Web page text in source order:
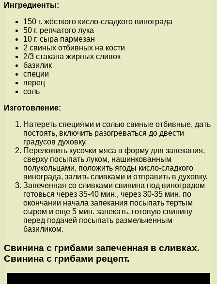
Ингредиенты:
150 г. жёсткого кисло-сладкого винограда
50 г. репчатого лука
10 г. сыра пармезан
2 свиных отбивных на кости
2/3 стакана жирных сливок
базилик
специи
перец
соль
Изготовление:
Натереть специями и солью свиные отбивные, дать
постоять, включить разогреваться до двести
градусов духовку.
Переложить кусочки мяса в форму для запекания,
сверху посыпать луком, нашинкованным
полукольцами, положить ягоды кисло-сладкого
винограда, залить сливками и отправить в духовку.
Запеченная со сливками свинина под виноградом
готовься через 35-40 мин., через 30-35 мин. по
окончании начала запекания посыпать тертым
сыром и еще 5 мин. запекать, готовую свинину
перед подачей посыпать размельченным
базиликом.
Свинина с грибами запеченная в сливках.
Свинина с грибами рецепт.